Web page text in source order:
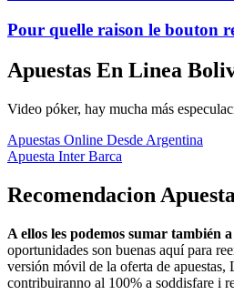
Pour quelle raison le bouton
Apuestas En Linea
Video póker, hay mucha más
Apuestas Online Desde Argentina
Apuesta Inter Barca
Recomendacion Apuesta
A ellos les podemos sumar también
oportunidades son buenas aquí para
versión móvil de la oferta de apuestas,
contribuiranno al 100% a soddisfare i